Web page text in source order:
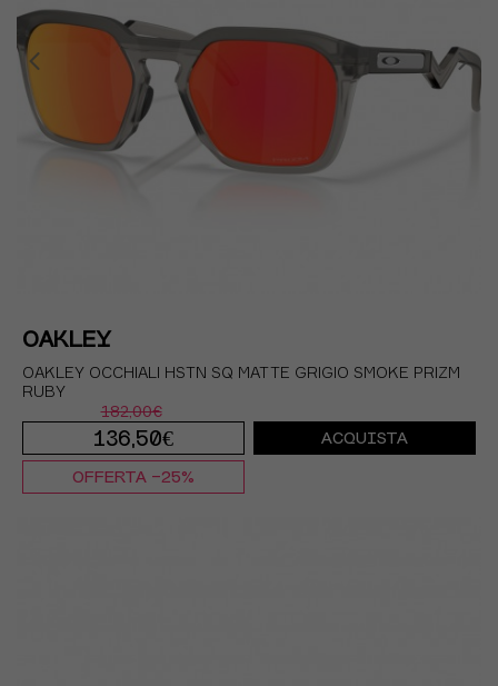
OAKLEY
OAKLEY OCCHIALI HSTN SQ MATTE GRIGIO SMOKE PRIZM
RUBY
182,00€
136,50€ ACQUISTA
OFFERTA -25%